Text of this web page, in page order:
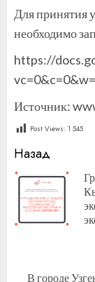
Для принятия
необходимо
https://
Источник:
Post Views: 1 545
чтение
Назад
В городе